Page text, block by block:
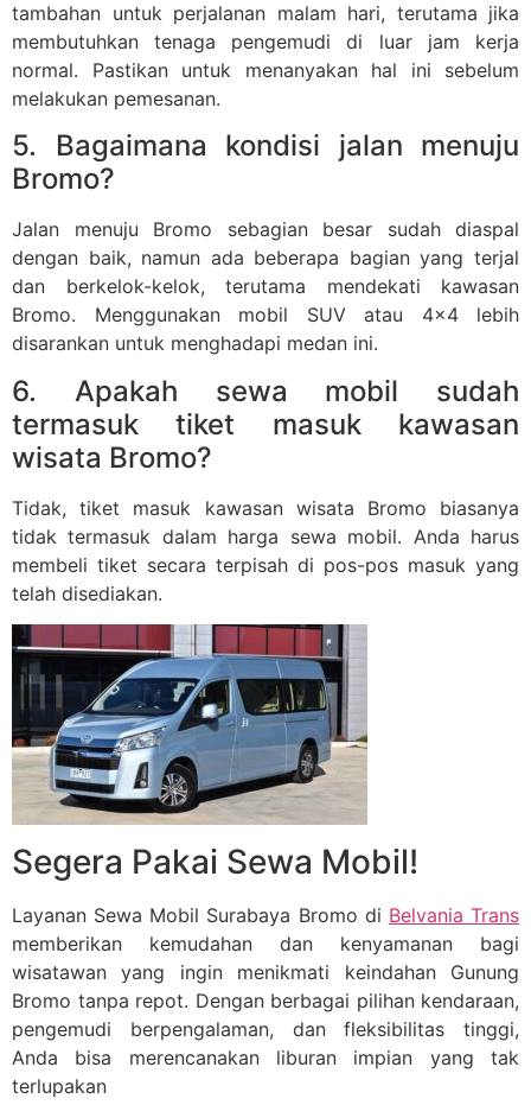
tambahan untuk perjalanan malam hari, terutama jika
membutuhkan tenaga pengemudi di luar jam kerja
normal. Pastikan untuk menanyakan hal ini sebelum
melakukan pemesanan.
5. Bagaimana kondisi jalan menuju
Bromo?
Jalan menuju Bromo sebagian besar sudah diaspal
dengan baik, namun ada beberapa bagian yang terjal
dan berkelok-kelok, terutama mendekati kawasan
Bromo. Menggunakan mobil SUV atau 4×4 lebih
disarankan untuk menghadapi medan ini.
6. Apakah sewa mobil sudah
termasuk tiket masuk kawasan
wisata Bromo?
Tidak, tiket masuk kawasan wisata Bromo biasanya
tidak termasuk dalam harga sewa mobil. Anda harus
membeli tiket secara terpisah di pos-pos masuk yang
telah disediakan.
Segera Pakai Sewa Mobil!
Layanan Sewa Mobil Surabaya Bromo di Belvania Trans
memberikan kemudahan dan kenyamanan bagi
wisatawan yang ingin menikmati keindahan Gunung
Bromo tanpa repot. Dengan berbagai pilihan kendaraan,
pengemudi berpengalaman, dan fleksibilitas tinggi,
Anda bisa merencanakan liburan impian yang tak
terlupakan